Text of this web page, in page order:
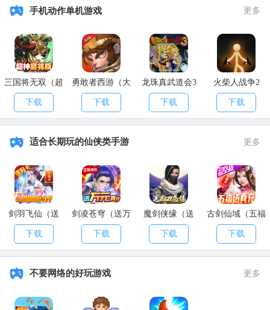
手机动作单机游戏 更多
三国将无双（超
神魔将版）
下载
勇敢者西游（大
乱斗）
下载
龙珠真武道会3
下载
火柴人战争2
下载
适合长期玩的仙侠类手游 更多
剑羽飞仙（送
10000真充）
下载
剑凌苍穹（送万
元真充）
下载
魔剑侠缘（送
2021充值）
下载
古剑仙域（五福
送真充）
下载
不要网络的好玩游戏 更多